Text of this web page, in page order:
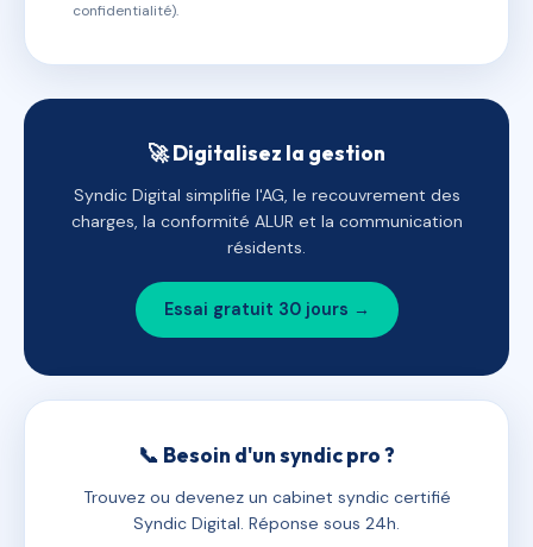
confidentialité).
🚀 Digitalisez la gestion
Syndic Digital simplifie l'AG, le recouvrement des
charges, la conformité ALUR et la communication
résidents.
Essai gratuit 30 jours →
📞 Besoin d'un syndic pro ?
Trouvez ou devenez un cabinet syndic certifié
Syndic Digital. Réponse sous 24h.